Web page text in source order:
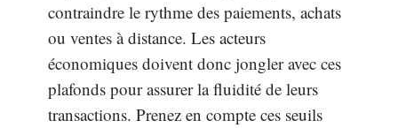
contraindre le rythme des paiements, achats
ou ventes à distance. Les acteurs
économiques doivent donc jongler avec ces
plafonds pour assurer la fluidité de leurs
transactions. Prenez en compte ces seuils